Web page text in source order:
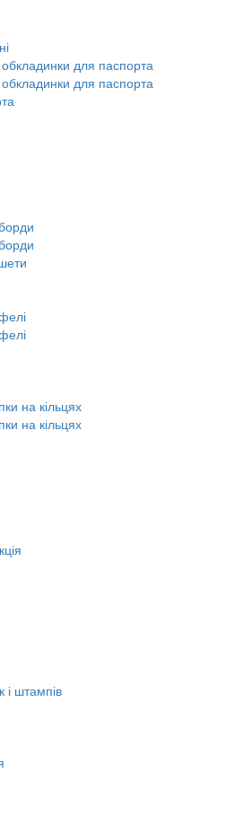
для паспорта
для паспорта
на кільцях
на кільцях
штампів